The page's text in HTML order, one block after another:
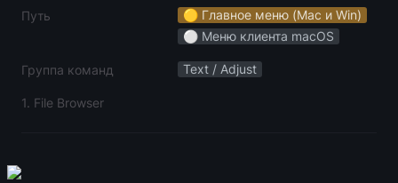
Путь
🟡 Главное меню (Mac и Win)
⚪️ Меню клиента macOS
Группа команд Text / Adjust
1. File Browser